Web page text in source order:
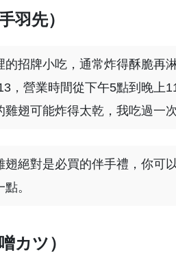
羽先）
的招牌小吃，通常炸得酥脆再
，營業時間從下午5點到晚上
翅可能炸得太乾，我吃過一
翅絕對是必買的伴手禮，你可
。
カツ）